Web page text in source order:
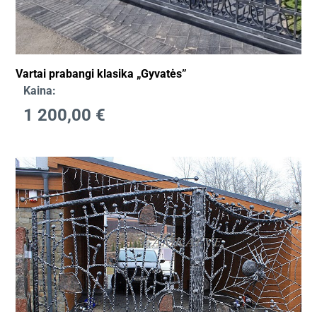
Vartai prabangi klasika „Gyvatės”
Kaina:
1 200,00 €